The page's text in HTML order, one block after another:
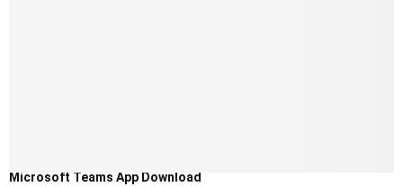
Microsoft Teams App Download